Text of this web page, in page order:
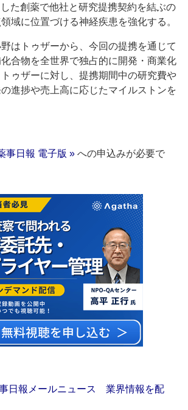
た創薬で他社と研究提携契約を結ぶの
域に位置づける神経疾患を強化する。
はトゥザーから、今回の提携を通じて
合物を全世界で独占的に開発・商業化
ゥザーに対し、提携期間中の研究費や
進捗や売上高に応じたマイルストンを
事日報 電子版 » への申込みが必要で
日報メールニュース 業界情報を配